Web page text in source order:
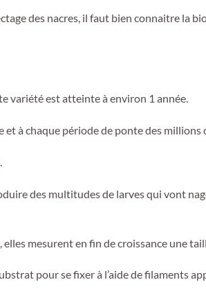
des nacres, il faut bien connaitre la
variété est atteinte à environ 1 année.
à chaque période de ponte des millions
des multitudes de larves qui vont
mesurent en fin de croissance une
pour se fixer à l’aide de filaments